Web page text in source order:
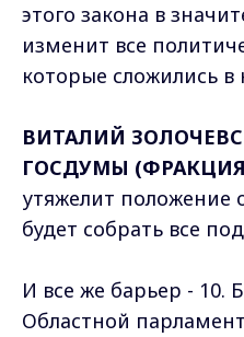
этого закона в
изменит все
которые сложились в
ВИТАЛИЙ
ГОСДУМЫ
утяжелит положение
будет собрать все
И все же барьер - 10.
Областной